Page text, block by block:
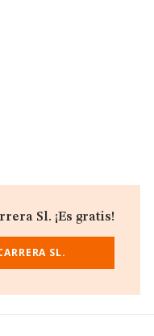
Sl. ¡Es gratis!
SL.